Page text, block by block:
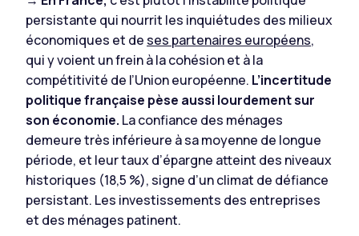
persistante qui nourrit les inquiétudes des milieux
économiques et de ses partenaires européens,
qui y voient un frein à la cohésion et à la
compétitivité de l’Union européenne. L’incertitude
politique française pèse aussi lourdement sur
son économie. La confiance des ménages
demeure très inférieure à sa moyenne de longue
période, et leur taux d’épargne atteint des niveaux
historiques (18,5 %), signe d’un climat de défiance
persistant. Les investissements des entreprises
et des ménages patinent.